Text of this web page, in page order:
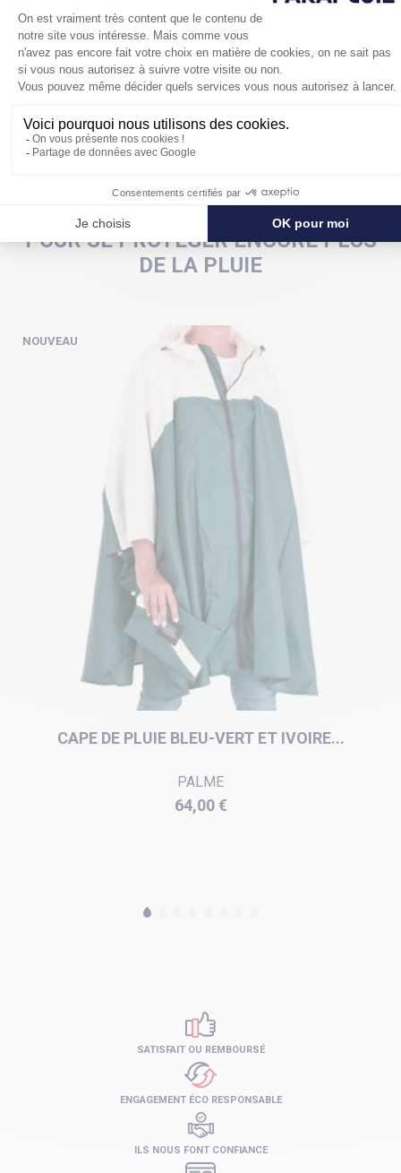
Livré dans une housse de rangement, ce mini parapluie
à
ouverture et fermeture automatiques
couleurs, ici en bleu marine, une couleur indémodable.
POUR SE PROTÉGER ENCORE PLUS
DE LA PLUIE
CAPE DE PLUIE BLEU-VERT ET IVOIRE...
PALME
Prix
64,00 €
NOUVEAU
SATISFAIT OU REMBOURSÉ
ENGAGEMENT ÉCO RESPONSABLE
ILS NOUS FONT CONFIANCE